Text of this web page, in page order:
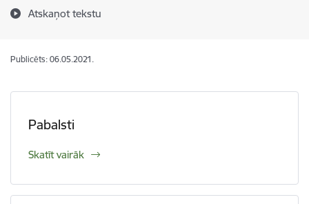
Atskaņot tekstu
Publicēts: 06.05.2021.
Pabalsti
Skatīt vairāk